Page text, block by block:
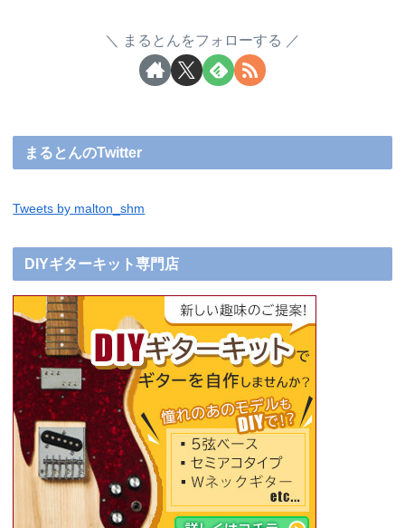
まるとんをフォローする
まるとんのTwitter
Tweets by malton_shm
DIYギターキット専門店